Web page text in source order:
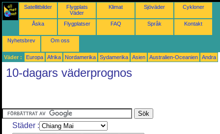
Satellitbilder
Flygplats
Väder
Klimat Sjöväder Cykloner
Åska Flygplatser FAQ Språk Kontakt
Nyhetsbrev Om oss
Väder : Europa Afrika Nordamerika Sydamerika Asien Australien-Oceanien Andra
10-dagars väderprognos
Städer :